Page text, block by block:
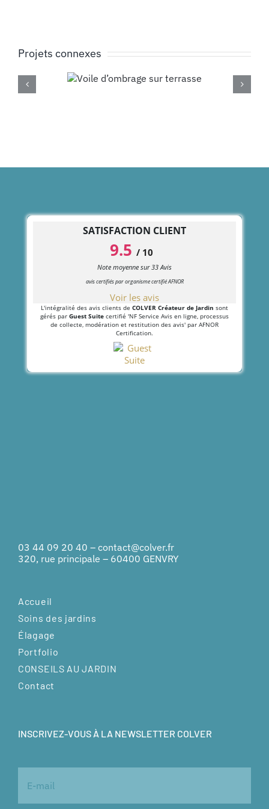
Projets connexes
sur
aménagement
SATISFACTION CLIENT
9.5 / 10
Note moyenne sur33Avis
avis certifiés par organisme certifié AFNOR
Voir les avis
L'intégralité des avis clients de COLVER Créateur de Jardin sont
gérés par Guest Suite certifié 'NF Service Avis en ligne, processus
de collecte, modération et restitution des avis' par AFNOR
Certification.
03 44 09 20 40 – contact@colver.fr
320, rue principale – 60400 GENVRY
Accueil
Soins des jardins
Élagage
Portfolio
CONSEILS AU JARDIN
Contact
INSCRIVEZ-VOUS À LA NEWSLETTER COLVER